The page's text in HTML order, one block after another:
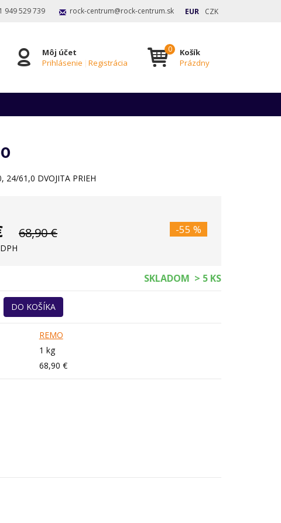
949 529 739 rock-centrum@rock-centrum.sk EUR CZK
Môj účet
Prihlásenie | Registrácia
Košík
Prázdny
24/61,0 DVOJITA PRIEH
68,90 € -55 %
SKLADOM > 5 KS
DO KOŠÍKA
REMO
1 kg
68,90 €